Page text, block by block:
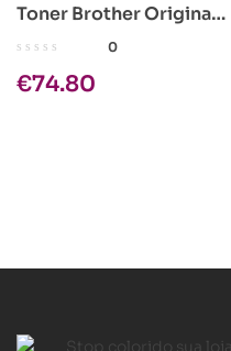
Toner Brother Original
TN-241 C Azul
0
€74.80